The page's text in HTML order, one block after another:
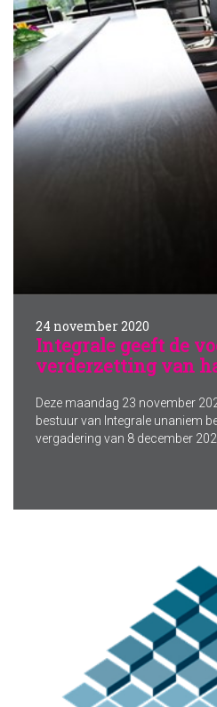
24 november 2020
Integrale geeft de
verderzetting van
Deze maandag 23 november
bestuur van Integrale unaniem
vergadering van 8 december